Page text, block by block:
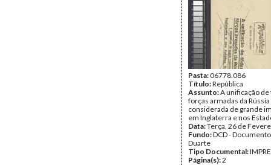
Pasta:06778.086
Título:República
Assunto:A unificação de
forças armadas da Rússia
considerada de grande
em Inglaterra e nos
Data:Terça, 26 de
Fundo:DCD -
Duarte
Tipo Documental:
Página(s):2